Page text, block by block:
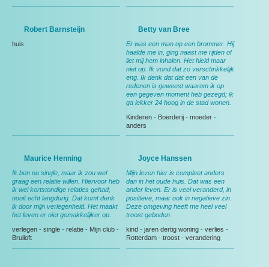
Robert Barnsteijn
huis
Betty van Bree
Er was een man op een brommer. Hij
haalde me in, ging naast me rijden of
liet mij hem inhalen. Het hield maar
niet op. Ik vond dat zo verschrikkelijk
eng. Ik denk dat dat een van de
redenen is geweest waarom ik op
een gegeven moment heb gezegd; ik
ga lekker 24 hoog in de stad wonen.
Kinderen - Boerderij - moeder -
anders
Maurice Henning
Ik ben nu single, maar ik zou wel
graag een relatie willen. Hiervoor heb
ik wel kortstondige relaties gehad,
nooit echt langdurig. Dat komt denk
ik door mijn verlegenheid. Het maakt
het leven er niet gemakkelijker op.
verlegen - single - relatie - Mijn club -
Bruiloft
Joyce Hanssen
Mijn leven hier is compleet anders
dan in het oude huis. Dat was een
ander leven. Er is veel veranderd, in
positieve, maar ook in negatieve zin.
Deze omgeving heeft me heel veel
troost geboden.
kind - jaren dertig woning - verlies -
Rotterdam - troost - verandering